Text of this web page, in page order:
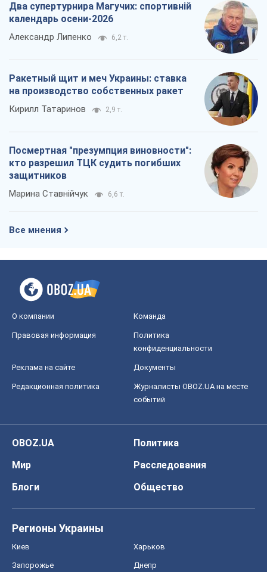
Два супертурнира Магучих: спортивній
календарь осени-2026
Александр Липенко 6,2 т.
Ракетный щит и меч Украины: ставка
на производство собственных ракет
Кирилл Татаринов 2,9 т.
Посмертная "презумпция виновности":
кто разрешил ТЦК судить погибших
защитников
Марина Ставнійчук 6,6 т.
Все мнения
О компании Команда
Правовая информация
Политика
конфиденциальности
Реклама на сайте Документы
Редакционная политика
Журналисты OBOZ.UA на месте
событий
OBOZ.UA
Политика
Мир
Расследования
Блоги
Общество
Регионы Украины
Киев Харьков
Запорожье Днепр